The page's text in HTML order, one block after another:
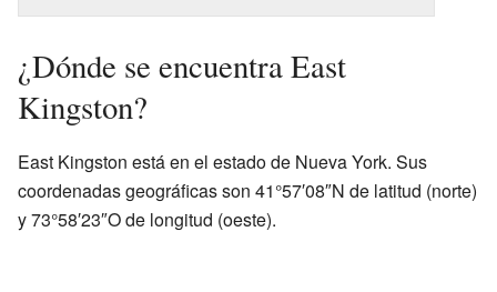
¿Dónde se encuentra East
Kingston?
East Kingston está en el estado de Nueva York. Sus
coordenadas geográficas son 41°57′08″N de latitud (norte)
y 73°58′23″O de longitud (oeste).